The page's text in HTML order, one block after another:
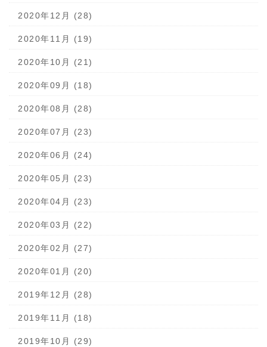
2020年12月 (28)
2020年11月 (19)
2020年10月 (21)
2020年09月 (18)
2020年08月 (28)
2020年07月 (23)
2020年06月 (24)
2020年05月 (23)
2020年04月 (23)
2020年03月 (22)
2020年02月 (27)
2020年01月 (20)
2019年12月 (28)
2019年11月 (18)
2019年10月 (29)